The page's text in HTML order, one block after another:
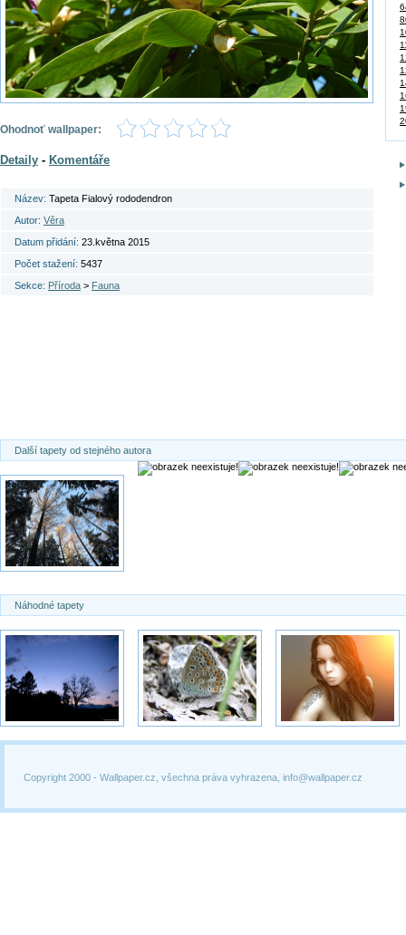
Ohodnoť wallpaper:
Detaily - Komentáře
Název: Tapeta Fialový rododendron
Autor: Věra
Datum přidání: 23.května 2015
Počet stažení: 5437
Sekce: Příroda > Fauna
Další tapety od stejného autora
Náhodné tapety
Copyright 2000 - Wallpaper.cz, všechna práva vyhrazena, info@wallpaper.cz